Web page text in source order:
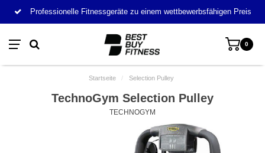
Professionelle Fitnessgeräte zu einem wettbewerbsfähigen Preis
0
Startseite / Selection Pulley
TechnoGym Selection Pulley
TECHNOGYM